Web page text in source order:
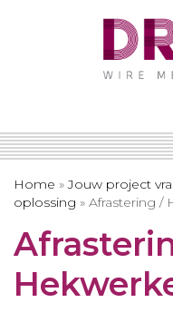
Home »Jouw project
oplossing » Afrastering /